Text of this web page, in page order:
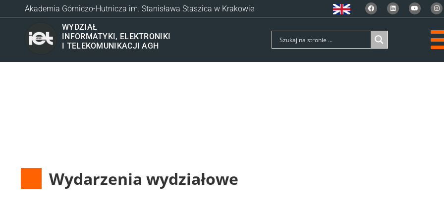
Akademia Górniczo-Hutnicza im. Stanisława Staszica w Krakowie
WYDZIAŁ
INFORMATYKI, ELEKTRONIKI
I TELEKOMUNIKACJI AGH
Wydarzenia wydziałowe